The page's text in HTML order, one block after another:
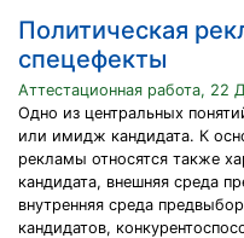
Политическая
спецефекты
Аттестационная работа, 22
Одно из центральных
или имидж кандидата. К
рекламы относятся также
кандидата, внешняя среда
внутренняя среда
кандидатов,